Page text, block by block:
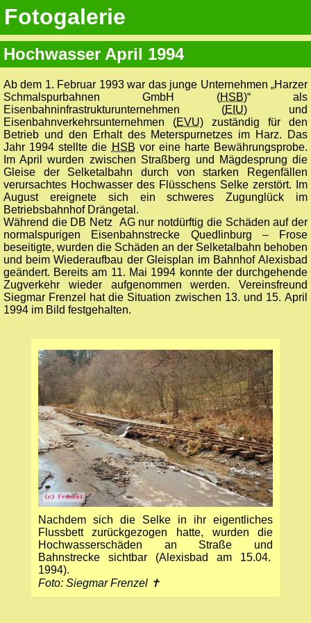
Fotogalerie
Hochwasser April 1994
Ab dem 1. Februar 1993 war das junge Unternehmen „Harzer
Schmalspurbahnen GmbH (HSB)“ als
Eisenbahninfrastrukturunternehmen (EIU) und
Eisenbahnverkehrsunternehmen (EVU) zuständig für den
Betrieb und den Erhalt des Meterspurnetzes im Harz. Das
Jahr 1994 stellte die HSB vor eine harte Bewährungsprobe.
Im April wurden zwischen Straßberg und Mägdesprung die
Gleise der Selketalbahn durch von starken Regenfällen
verursachtes Hochwasser des Flüsschens Selke zerstört. Im
August ereignete sich ein schweres Zugunglück im
Betriebsbahnhof Drängetal.
Während die DB Netz AG nur notdürftig die Schäden auf der
normalspurigen Eisenbahnstrecke Quedlinburg – Frose
beseitigte, wurden die Schäden an der Selketalbahn behoben
und beim Wiederaufbau der Gleisplan im Bahnhof Alexisbad
geändert. Bereits am 11. Mai 1994 konnte der durchgehende
Zugverkehr wieder aufgenommen werden. Vereinsfreund
Siegmar Frenzel hat die Situation zwischen 13. und 15. April
1994 im Bild festgehalten.
Nachdem sich die Selke in ihr eigentliches
Flussbett zurückgezogen hatte, wurden die
Hochwasserschäden an Straße und
Bahnstrecke sichtbar (Alexisbad am 15.04.
1994).
Foto: Siegmar Frenzel ✝